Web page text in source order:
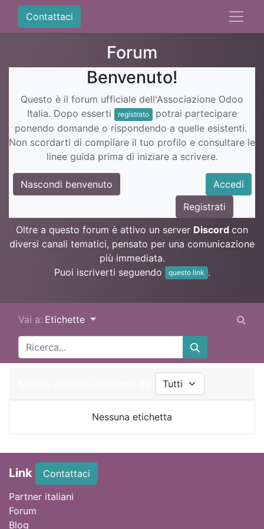
Contattaci
Forum
Benvenuto!
Questo è il forum ufficiale dell'Associazione Odoo
Italia. Dopo esserti
registrato
potrai partecipare
ponendo domande o rispondendo a quelle esistenti.
Non scordarti di compilare il tuo profilo e consultare le
linee guida prima di iniziare a scrivere.
Nascondi benvenuto
Accedi
Registrati
Oltre a questo forum è attivo un server Discord con
diversi canali tematici, pensato per una comunicazione
più immediata.
Puoi iscriverti seguendo
questo link .
Vai a: Etichette
Nessuna etichetta
Link
Contattaci
Partner italiani
Forum
Blog